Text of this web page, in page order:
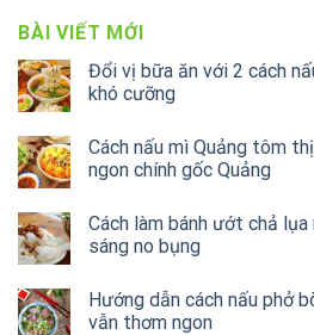
BÀI VIẾT MỚI
Đổi vị bữa ăn với 2 cách
khó cưỡng
Cách nấu mì Quảng tôm
ngon chính gốc Quảng
Cách làm bánh ướt chả
sáng no bụng
Hướng dẫn cách nấu phở
vẫn thơm ngon